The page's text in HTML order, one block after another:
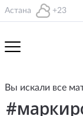
Астана +23
Вы искали все